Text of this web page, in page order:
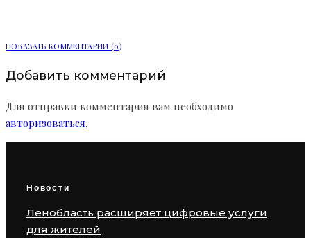
ПОКАЗАТЬ КОММЕНТАРИИ (0)
Добавить комментарий
Для отправки комментария вам необходимо
авторизоваться.
Новости
Ленобласть расширяет цифровые услуги
для жителей